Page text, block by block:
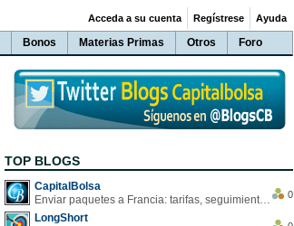
Bonos Materias Primas Otros Foro
Acceda a su cuenta Regístrese Ayuda
TOP BLOGS
CapitalBolsa
Enviar paquetes a Francia: tarifas, seguimiento y ventajas destacadas
0
LongShort